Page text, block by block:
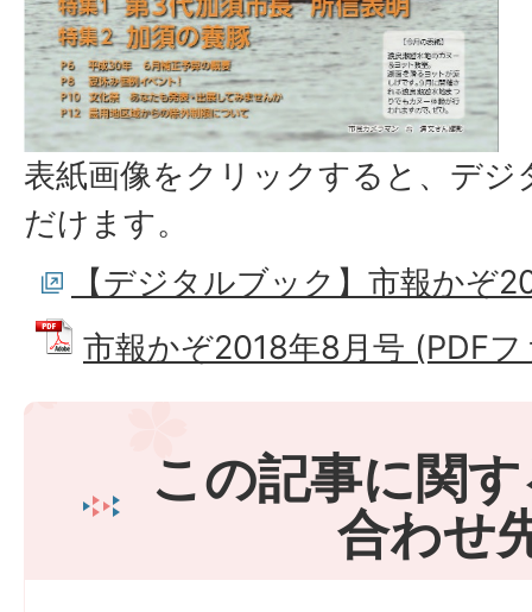
表紙画像をクリックすると、デ
だけます。
【デジタルブック】市報かぞ
市報かぞ2018年8月号 (PDF
この記事に関
合わせ